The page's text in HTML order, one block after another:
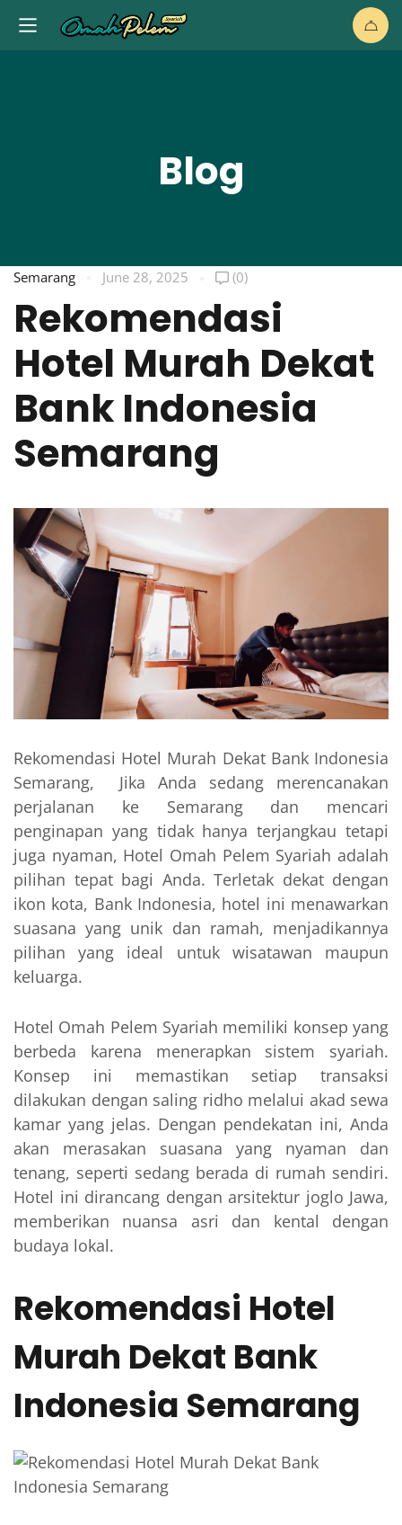
Blog
Semarang June 28, 2025 (0)
Rekomendasi
Hotel Murah Dekat
Bank Indonesia
Semarang
Rekomendasi Hotel Murah Dekat Bank Indonesia
Semarang, Jika Anda sedang merencanakan
perjalanan ke Semarang dan mencari
penginapan yang tidak hanya terjangkau tetapi
juga nyaman, Hotel Omah Pelem Syariah adalah
pilihan tepat bagi Anda. Terletak dekat dengan
ikon kota, Bank Indonesia, hotel ini menawarkan
suasana yang unik dan ramah, menjadikannya
pilihan yang ideal untuk wisatawan maupun
keluarga.
Hotel Omah Pelem Syariah memiliki konsep yang
berbeda karena menerapkan sistem syariah.
Konsep ini memastikan setiap transaksi
dilakukan dengan saling ridho melalui akad sewa
kamar yang jelas. Dengan pendekatan ini, Anda
akan merasakan suasana yang nyaman dan
tenang, seperti sedang berada di rumah sendiri.
Hotel ini dirancang dengan arsitektur joglo Jawa,
memberikan nuansa asri dan kental dengan
budaya lokal.
Rekomendasi Hotel
Murah Dekat Bank
Indonesia Semarang